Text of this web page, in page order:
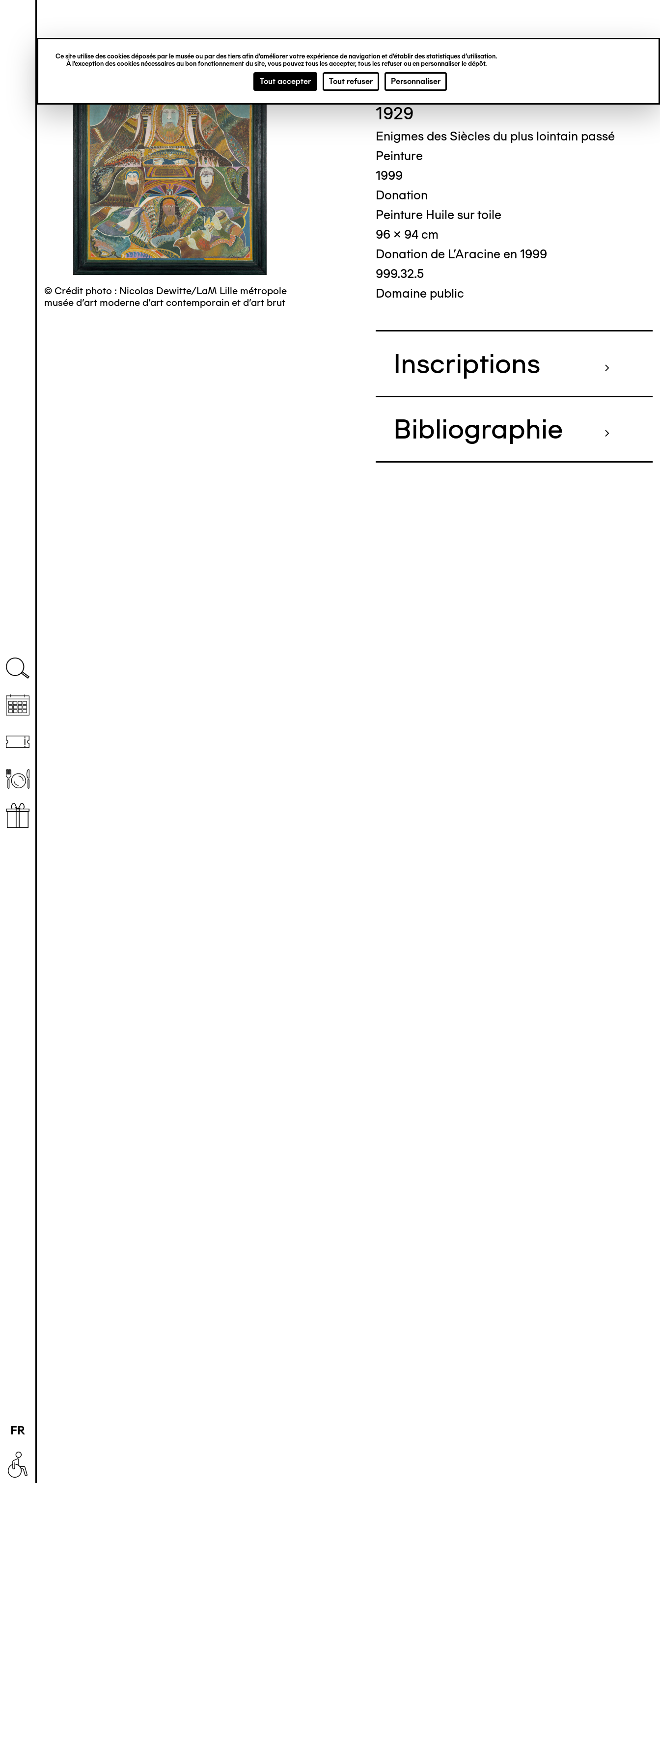
Ce site utilise des cookies déposés par le musée ou par des tiers afin d’améliorer votre expérience de navigation et d’établir des statistiques d’utilisation.
À l’exception des cookies nécessaires au bon fonctionnement du site, vous pouvez tous les accepter, tous les refuser ou en personnaliser le dépôt.
Tout accepter Tout refuser Personnaliser
principal
verticale
FR
EN
© Crédit photo : Nicolas Dewitte/LaM Lille métropole
musée d’art moderne d’art contemporain et d’art brut
Augustin LESAGE
1929
Enigmes des Siècles du plus lointain passé
Peinture
1999
Donation
Peinture Huile sur toile
96 x 94 cm
Donation de L'Aracine en 1999
999.32.5
Domaine public
Inscriptions
Bibliographie